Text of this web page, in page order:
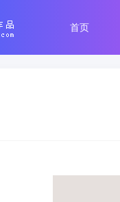
首页